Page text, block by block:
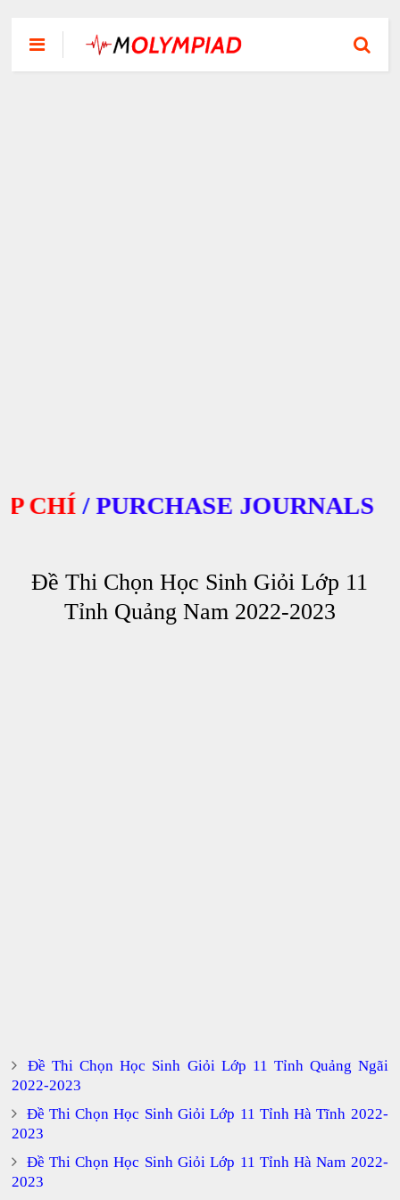
/PURCHASE JOURNALS
Đề Thi Chọn Học Sinh Giỏi Lớp 11
Tỉnh Quảng Nam 2022-2023
Đề Thi Chọn Học Sinh Giỏi Lớp 11 Tỉnh Quảng Ngãi
2022-2023
Đề Thi Chọn Học Sinh Giỏi Lớp 11 Tỉnh Hà Tĩnh 2022-
2023
Đề Thi Chọn Học Sinh Giỏi Lớp 11 Tỉnh Hà Nam 2022-
2023